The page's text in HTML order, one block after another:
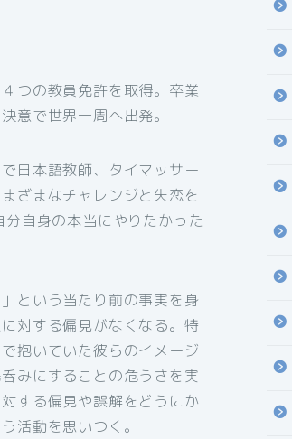
つの教員免許を取得。卒業
意で世界一周へ出発。
日本語教師、タイマッサー
ざまなチャレンジと失恋を
自身の本当にやりたかった
という当たり前の事実を身
対する偏見がなくなる。特
抱いていた彼らのイメージ
みにすることの危うさを実
する偏見や誤解をどうにか
活動を思いつく。